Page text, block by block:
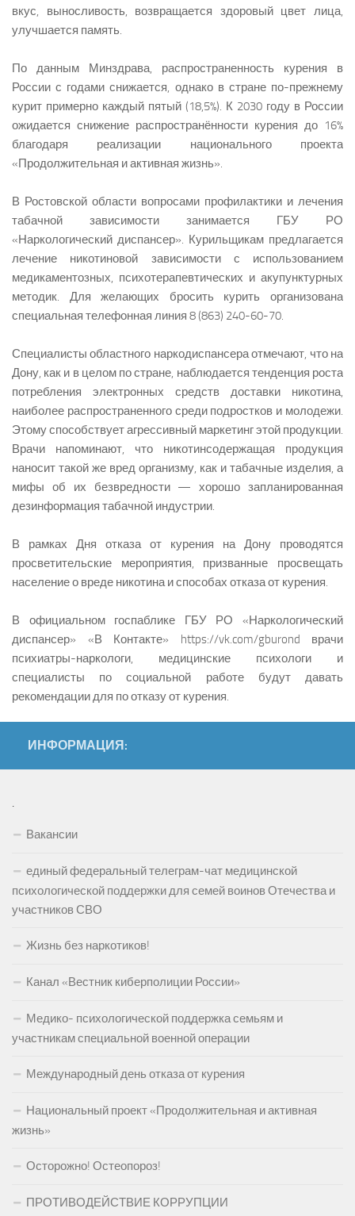
вкус, выносливость, возвращается здоровый цвет лица,
улучшается память.
По данным Минздрава, распространенность курения в
России с годами снижается, однако в стране по-прежнему
курит примерно каждый пятый (18,5%). К 2030 году в России
ожидается снижение распространённости курения до 16%
благодаря реализации национального проекта
«Продолжительная и активная жизнь».
В Ростовской области вопросами профилактики и лечения
табачной зависимости занимается ГБУ РО
«Наркологический диспансер». Курильщикам предлагается
лечение никотиновой зависимости с использованием
медикаментозных, психотерапевтических и акупунктурных
методик. Для желающих бросить курить организована
специальная телефонная линия 8 (863) 240-60-70.
Специалисты областного наркодиспансера отмечают, что на
Дону, как и в целом по стране, наблюдается тенденция роста
потребления электронных средств доставки никотина,
наиболее распространенного среди подростков и молодежи.
Этому способствует агрессивный маркетинг этой продукции.
Врачи напоминают, что никотинсодержащая продукция
наносит такой же вред организму, как и табачные изделия, а
мифы об их безвредности — хорошо запланированная
дезинформация табачной индустрии.
В рамках Дня отказа от курения на Дону проводятся
просветительские мероприятия, призванные просвещать
население о вреде никотина и способах отказа от курения.
В официальном госпаблике ГБУ РО «Наркологический
диспансер» «В Контакте» https://vk.com/gburond врачи
психиатры-наркологи, медицинские психологи и
специалисты по социальной работе будут давать
рекомендации для по отказу от курения.
ИНФОРМАЦИЯ:
Вакансии
единый федеральный телеграм-чат медицинской
психологической поддержки для семей воинов Отечества и
участников СВО
Жизнь без наркотиков!
Канал «Вестник киберполиции России»
Медико- психологической поддержка семьям и
участникам специальной военной операции
Международный день отказа от курения
Национальный проект «Продолжительная и активная
жизнь»
Осторожно! Остеопороз!
ПРОТИВОДЕЙСТВИЕ КОРРУПЦИИ